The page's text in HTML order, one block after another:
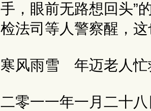
手，眼前无路想回头”
检法司等人警察醒，
寒风雨雪 年迈老人忙
二零一一年一月二十